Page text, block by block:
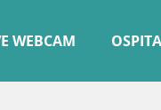
WEBCAM